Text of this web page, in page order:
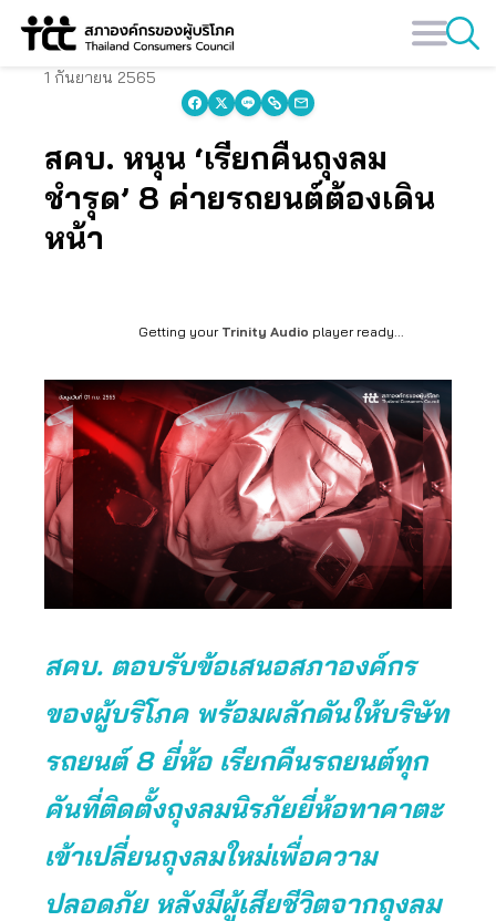
Skip
content
1 กันยายน 2565
สคบ. หนุน ‘เรียกคืนถุงลม
ชำรุด’ 8 ค่ายรถยนต์ต้องเดิน
หน้า
Getting your Trinity Audio player ready...
สคบ. ตอบรับข้อเสนอสภาองค์กร
ของผู้บริโภค พร้อมผลักดันให้บริษัท
รถยนต์ 8 ยี่ห้อ เรียกคืนรถยนต์ทุก
คันที่ติดตั้งถุงลมนิรภัยยี่ห้อทาคาตะ
เข้าเปลี่ยนถุงลมใหม่เพื่อความ
ปลอดภัย หลังมีผู้เสียชีวิตจากถุงลม